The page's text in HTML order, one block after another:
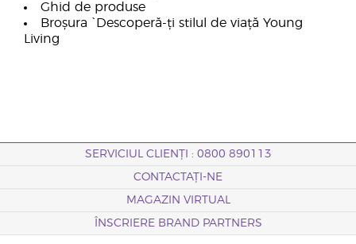
Ghid de produse
Broșura `Descoperă-ți stilul de viață Young
Living
SERVICIUL CLIENȚI : 0800 890113
CONTACTAȚI-NE
MAGAZIN VIRTUAL
ÎNSCRIERE BRAND PARTNERS